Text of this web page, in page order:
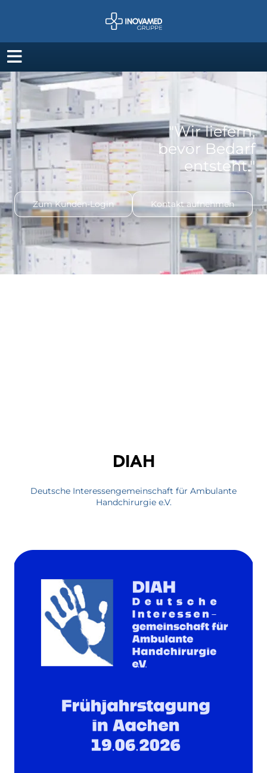
"Wir liefern,
bevor Bedarf
entsteht."
Zum Kunden-Login Kontakt aufnehmen
DIAH
Deutsche Interessengemeinschaft für Ambulante
Handchirurgie e.V.